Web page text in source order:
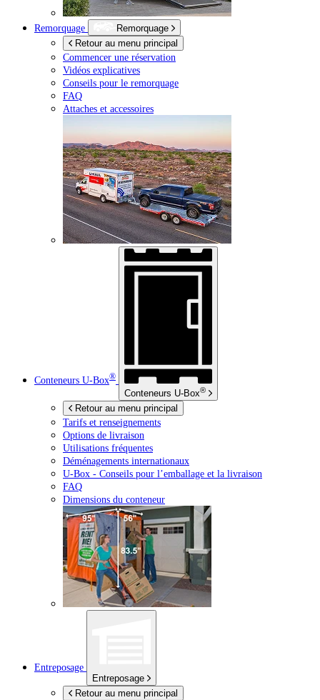
Remorquage
Remorquage
Retour au menu principal
Commencer une réservation
Vidéos explicatives
Conseils pour le remorquage
FAQ
Attaches et accessoires
Conteneurs U-Box®
Conteneurs U-Box®
Retour au menu principal
Tarifs et renseignements
Options de livraison
Utilisations fréquentes
Déménagements internationaux
U-Box - Conseils pour l’emballage et la livraison
FAQ
Dimensions du conteneur
Entreposage
Entreposage
Retour au menu principal